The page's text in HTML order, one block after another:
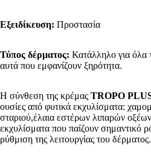
Εξειδίκευση: Προστασία
Τύπος δέρματος: Κατάλληλο για όλα
αυτά που εμφανίζουν ξηρότητα.
Η σύνθεση της κρέμας TROPO
ουσίες από φυτικά εκχυλίσματα:
σταριού,έλαια εστέρων λιπαρών
εκχυλίσματα που παίζουν σημαντικό
ρύθμιση της λειτουργίας του δέρματος.